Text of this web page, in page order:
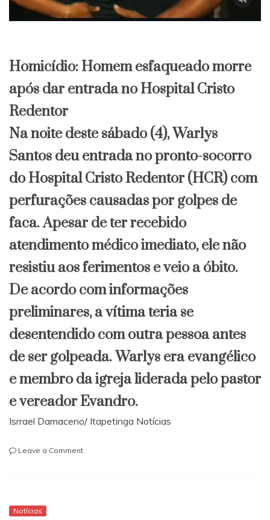
Homicídio: Homem esfaqueado morre
após dar entrada no Hospital Cristo
Redentor
​Na noite deste sábado (4), Warlys
Santos deu entrada no pronto-socorro
do Hospital Cristo Redentor (HCR) com
perfurações causadas por golpes de
faca. Apesar de ter recebido
atendimento médico imediato, ele não
resistiu aos ferimentos e veio a óbito.
​De acordo com informações
preliminares, a vítima teria se
desentendido com outra pessoa antes
de ser golpeada. Warlys era evangélico
e membro da igreja liderada pelo pastor
e vereador Evandro.
Isrrael Damaceno/ Itapetinga Notícias
Leave a Commenton
Notícias